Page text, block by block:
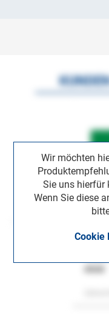
Wir möchten
Sie uns hierfür
Wenn Sie diese
Cookie